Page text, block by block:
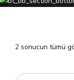
2 sonucun tümü